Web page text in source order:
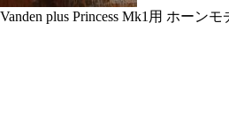
Vanden plus Princess Mk1用 ホーン